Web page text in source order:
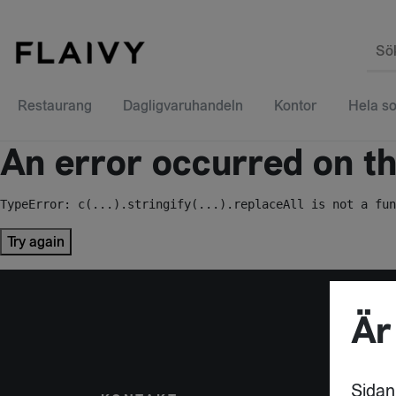
Restaurang Dagligvaruhandeln Kontor Hela
An error occurred on
TypeError: c(...).stringify(...).replaceAll is not a
Try again